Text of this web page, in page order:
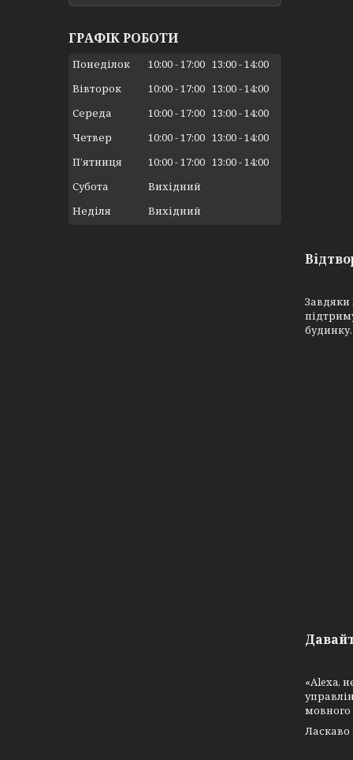
Завдяки
будинку.
«Alexa,
мовного
ГРАФІК РОБОТИ
Понеділок 10:00 17:00 13:00 14:00
Вівторок
10:00 17:00 13:00 14:00
Середа
10:00 17:00 13:00 14:00
Четвер
10:00 17:00 13:00 14:00
Пʼятниця
10:00 17:00 13:00 14:00
Субота
Вихідний
Неділя
Вихідний